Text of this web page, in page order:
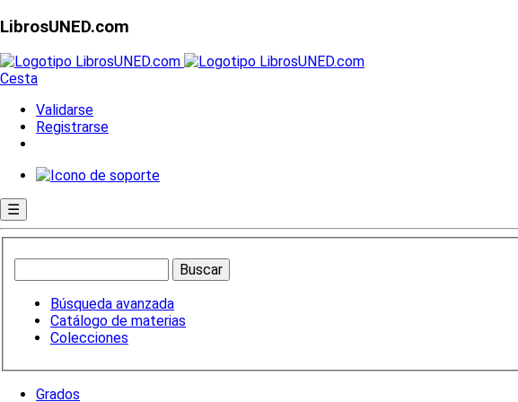
LibrosUNED.com
Cesta
Validarse
Registrarse
☰
Búsqueda avanzada
Catálogo de materias
Colecciones
Grados